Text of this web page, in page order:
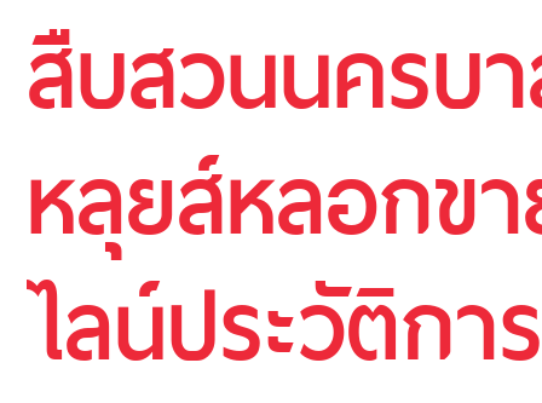
สืบสวนนครบ
หลุยส์หลอกข
ไลน์ประวัติกา